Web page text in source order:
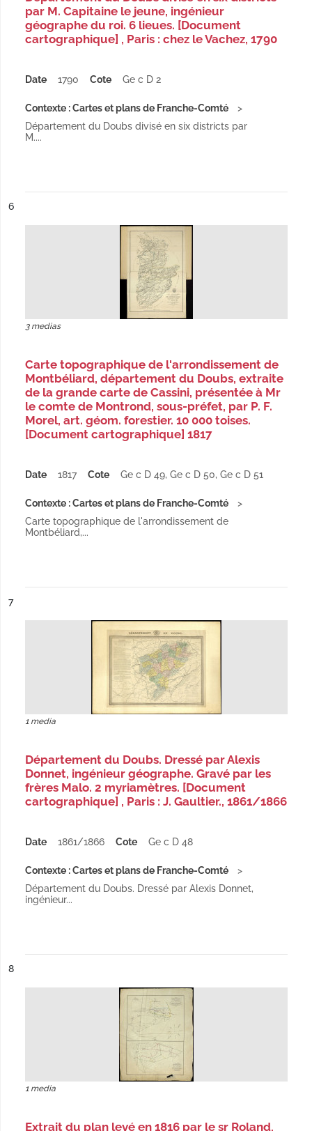
par M. Capitaine le jeune, ingénieur
géographe du roi. 6 lieues. [Document
cartographique] , Paris : chez le Vachez, 1790
Date 1790 Cote Ge c D 2
Contexte : Cartes et plans de Franche-Comté
Département du Doubs divisé en six districts par
M....
n°
6
3 medias
Carte topographique de l'arrondissement de
Montbéliard, département du Doubs, extraite
de la grande carte de Cassini, présentée à Mr
le comte de Montrond, sous-préfet, par P. F.
Morel, art. géom. forestier. 10 000 toises.
[Document cartographique] 1817
Date 1817 Cote Ge c D 49, Ge c D 50, Ge c D 51
Contexte : Cartes et plans de Franche-Comté
Carte topographique de l'arrondissement de
Montbéliard,...
n°
7
1 media
Département du Doubs. Dressé par Alexis
Donnet, ingénieur géographe. Gravé par les
frères Malo. 2 myriamètres. [Document
cartographique] , Paris : J. Gaultier., 1861/1866
Date 1861/1866 Cote Ge c D 48
Contexte : Cartes et plans de Franche-Comté
Département du Doubs. Dressé par Alexis Donnet,
ingénieur...
n°
8
1 media
Extrait du plan levé en 1816 par le sr Roland,